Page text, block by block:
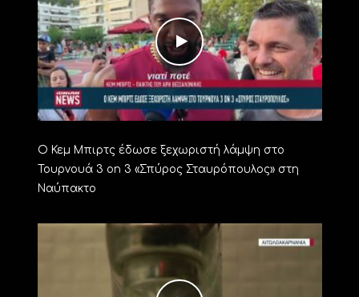
Ο Κεμ Μπιρτς έδωσε ξεχωριστή λάμψη στο
Τουρνουά 3 on 3 «Σπύρος Σταυρόπουλος» στη
Ναύπακτο